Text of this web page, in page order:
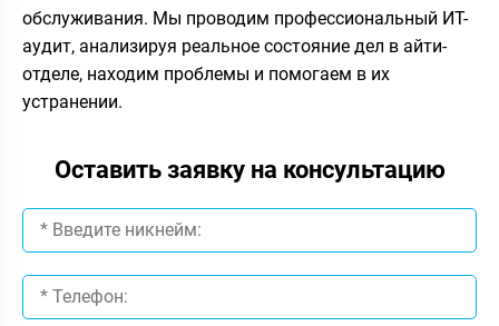
обслуживания. Мы проводим профессиональный ИТ-
аудит, анализируя реальное состояние дел в айти-
отделе, находим проблемы и помогаем в их
устранении.
Оставить заявку на консультацию